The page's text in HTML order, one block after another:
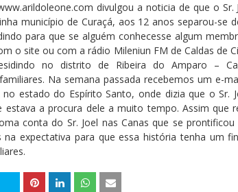
divulgou a noticia de que o Sr.
município de Curaçá, aos 12 anos separou-se
para que se alguém conhecesse algum
o site ou com a rádio Mileniun FM de Caldas de
no distrito de Ribeira do Amparo –
Na semana passada recebemos um e-
estado do Espírito Santo, onde dizia que o Sr.
estava a procura dele a muito tempo. Assim que
conta do Sr. Joel nas Canas que se prontificou
expectativa para que essa história tenha um